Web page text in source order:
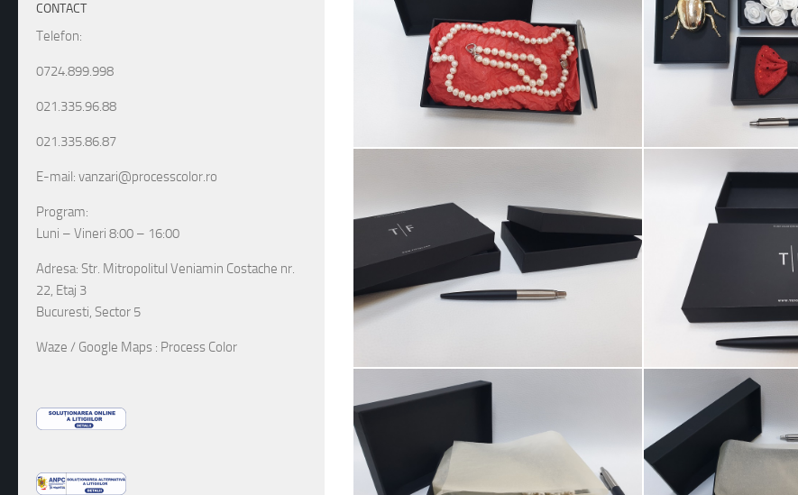
CONTACT
Telefon:
0724.899.998
021.335.96.88
021.335.86.87
E-mail: vanzari@processcolor.ro
Program:
Luni – Vineri 8:00 – 16:00
Adresa: Str. Mitropolitul Veniamin Costache nr.
22, Etaj 3
Bucuresti, Sector 5
Waze / Google Maps : Process Color